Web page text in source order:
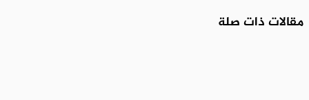
مقالات ذات صلة